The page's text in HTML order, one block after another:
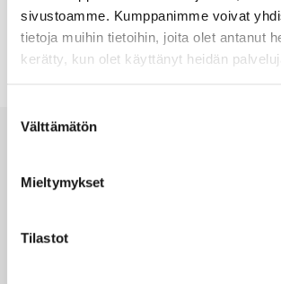
sivustoamme. Kumppanimme voivat
tietoja muihin tietoihin, joita olet antanut
kerätty, kun olet käyttänyt heidän
valinta
Välttämätön
Mieltymykset
Tilastot